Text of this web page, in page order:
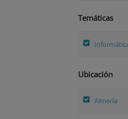
Temáticas
Ubicación
Almería